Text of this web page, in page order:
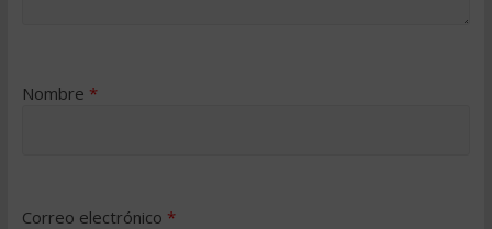
Nombre *
Correo electrónico *